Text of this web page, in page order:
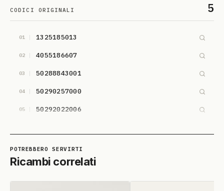
CODICI ORIGINALI 5
01 1325185013
02 4055186607
03 50288843001
04 50290257000
05 50292022006
Ricambi correlati